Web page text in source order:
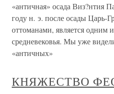
«античная» осада Виз?нтия
году н. э. после осады Царь-
оттоманами, является одним
средневековья. Мы уже
«античных»
КНЯЖЕСТВО